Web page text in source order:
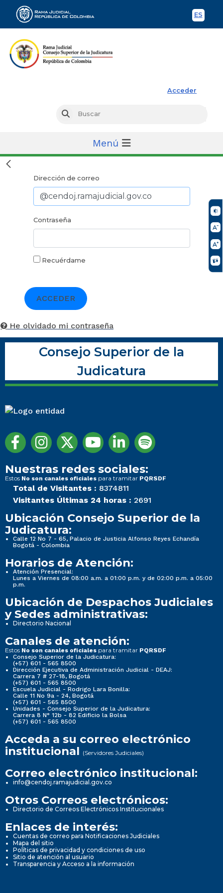
ES
Acceder
Buscar
Menú
Dirección de correo
Contraseña
Recuérdame
ACCEDER
He olvidado mi contraseña
Consejo Superior de la
Judicatura
Nuestras redes sociales:
Estos No son canales oficiales para tramitar PQRSDF
Total de Visitantes : 8374811
Visitantes Últimas 24 horas : 2691
Ubicación Consejo Superior de la
Judicatura:
Calle 12 No 7 - 65, Palacio de Justicia Alfonso Reyes Echandía
Bogotá - Colombia
Horarios de Atención:
Atención Presencial:
Lunes a Viernes de 08:00 a.m. a 01:00 p.m. y de 02:00 p.m. a 05:00
p.m.
Ubicación de Despachos Judiciales
y Sedes administrativas:
Directorio Nacional
Canales de atención:
Estos No son canales oficiales para tramitar PQRSDF
Consejo Superior de la Judicatura:
(+57) 601 - 565 8500
Dirección Ejecutiva de Administración Judicial - DEAJ:
Carrera 7 # 27-18, Bogotá
(+57) 601 - 565 8500
Escuela Judicial - Rodrigo Lara Bonilla:
Calle 11 No 9a - 24, Bogotá
(+57) 601 - 565 8500
Unidades - Consejo Superior de la Judicatura:
Carrera 8 N° 12b - 82 Edificio la Bolsa
(+57) 601 - 565 8500
Acceda a su correo electrónico
institucional (Servidores Judiciales)
Correo electrónico institucional:
info@cendoj.ramajudicial.gov.co
Otros Correos electrónicos:
Directorio de Correos Electrónicos Institucionales
Enlaces de interés:
Cuentas de correo para Notificaciones Judiciales
Mapa del sitio
Políticas de privacidad y condiciones de uso
Sitio de atención al usuario
Transparencia y Acceso a la información